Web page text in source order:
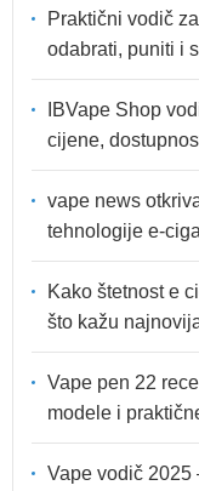
Praktični vodič
odabrati, puniti i
IBVape Shop
cijene,
vape news
tehnologije e-
Kako štetnost e
što kažu
Vape pen 22
modele i
Vape vodič 2025